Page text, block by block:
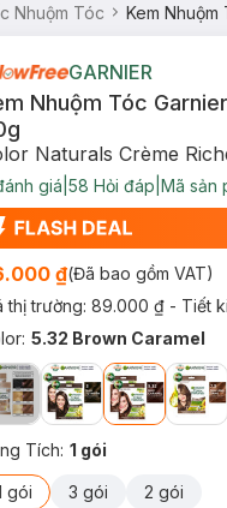
Nhuộm Tóc Kem
GARNIER
Nhuộm Tóc
Naturals Crème
giá 58 Hỏi đáp Mã sản
₫(Đã bao gồm VAT)
thị trường: 89.000 ₫ - Tiết
: 5.32 Brown Caramel
Tích: 1 gói
gói 3 gói 2 gói